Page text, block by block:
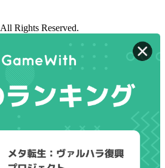
All Rights Reserved.